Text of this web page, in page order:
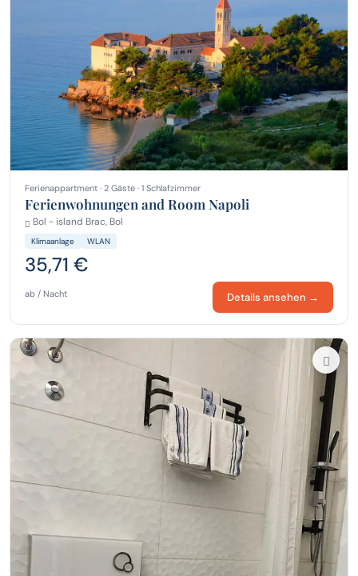
Ferienappartment · 2 Gäste · 1 Schlafzimmer
Ferienwohnungen and Room Napoli
Bol - island Brac, Bol
Klimaanlage WLAN
35,71 €
ab / Nacht Details ansehen →